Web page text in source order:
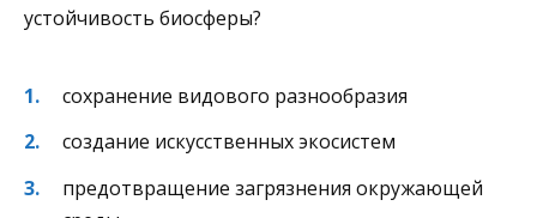
устойчивость биосферы?
сохранение видового разнообразия
создание искусственных экосистем
предотвращение загрязнения окружающей